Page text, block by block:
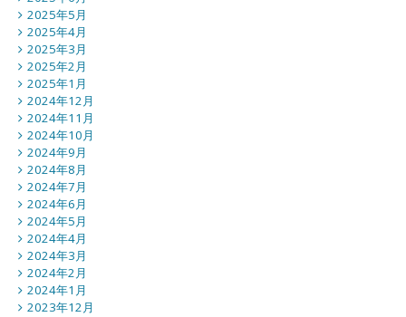
2025年5月
2025年4月
2025年3月
2025年2月
2025年1月
2024年12月
2024年11月
2024年10月
2024年9月
2024年8月
2024年7月
2024年6月
2024年5月
2024年4月
2024年3月
2024年2月
2024年1月
2023年12月